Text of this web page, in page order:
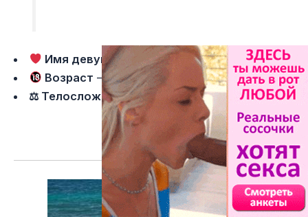
Имя девушки
— Гульназ
Возраст — 25
⚖ Телосложение— Спортивное
Подробнее